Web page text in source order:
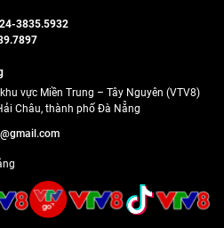
3835.5932
vực Miền Trung – Tây Nguyên (VTV8)
Châu, thành phố Đà Nẵng